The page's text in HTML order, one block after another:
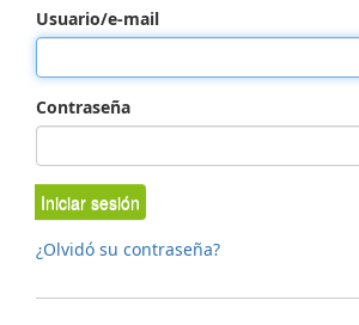
Usuario/e-mail
Contraseña
Iniciar sesión
¿Olvidó su contraseña?